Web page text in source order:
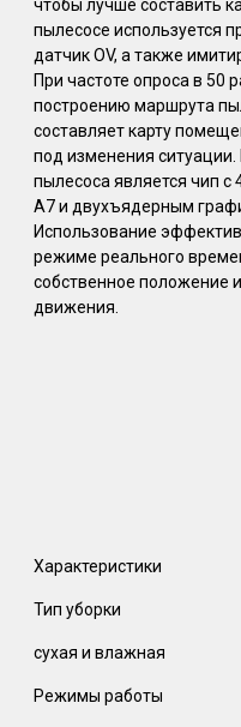
чтобы лучше составить
пылесосе используется
датчик OV, а также
При частоте опроса в 50
построению маршрута
составляет карту
под изменения
пылесоса является чип
A7 и двухъядерным
Использование
режиме реального
собственное положение
движения.
Характеристики
Тип уборки
сухая и влажная
Режимы работы